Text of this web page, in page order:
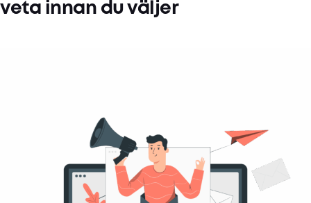
veta innan du väljer